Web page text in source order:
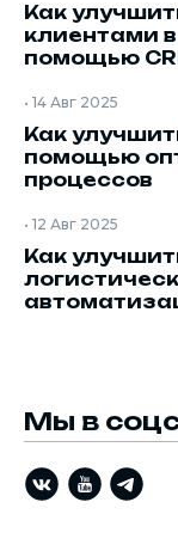
Как
клиентами
помощью
• 14 Авг 2025
Как
помощью
процессов
• 12 Авг 2025
Как
Мы в